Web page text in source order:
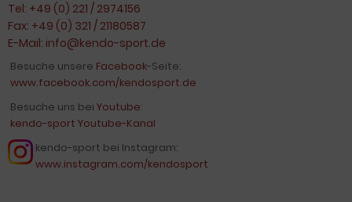
Tel: +49 (0) 221 / 2974156
Fax: +49 (0) 321 / 21180587
E-Mail: info@kendo-sport.de
Besuche unsere Facebook-Seite:
www.facebook.com/kendosport.de
Besuche uns bei Youtube:
kendo-sport Youtube-Kanal
kendo-sport bei Instagram:
www.instagram.com/kendosport